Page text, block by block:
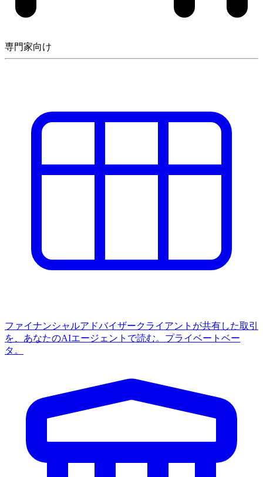
専門家向け
ファイナンシャルアドバイザークライアントが共有した取引
を、あなたのAIエージェントで読む。プライベートベー
タ。